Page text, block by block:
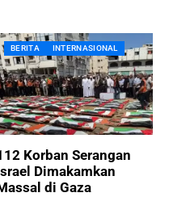
BERITA INTERNASIONAL
Korban Serangan
Dimakamkan
di Gaza